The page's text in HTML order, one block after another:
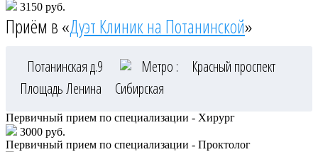
3150 руб.
Приём в «Дуэт Клиник на Потанинской»
Потанинская д.9 Метро :
Красный проспект
Площадь Ленина
Сибирская
Первичный прием по специализации - Хирург
3000 руб.
Первичный прием по специализации - Проктолог